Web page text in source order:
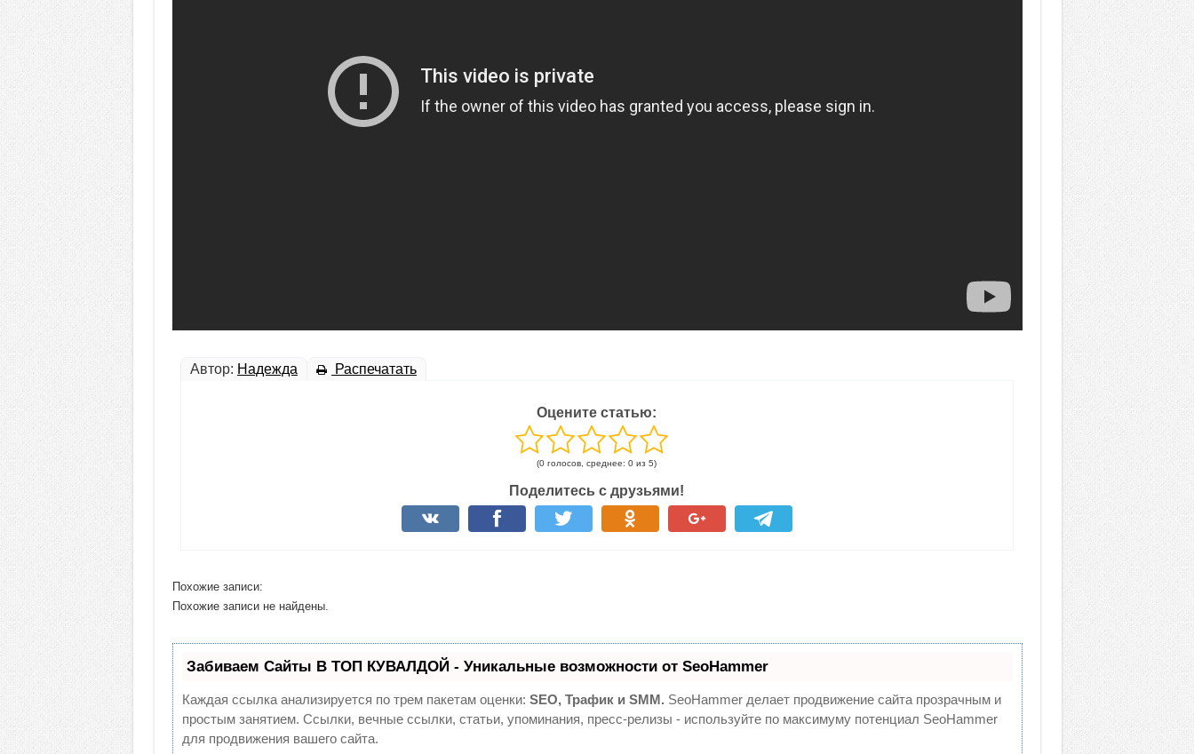
Автор: Надежда Распечатать
Оцените статью:
(0 голосов, среднее: 0 из 5)
Поделитесь с друзьями!
Похожие записи:
Похожие записи не найдены.
Забиваем Сайты В ТОП КУВАЛДОЙ - Уникальные возможности от SeoHammer
Каждая ссылка анализируется по трем пакетам оценки: SEO, Трафик и SMM. SeoHammer делает продвижение сайта прозрачным и
простым занятием. Ссылки, вечные ссылки, статьи, упоминания, пресс-релизы - используйте по максимуму потенциал SeoHammer
для продвижения вашего сайта.